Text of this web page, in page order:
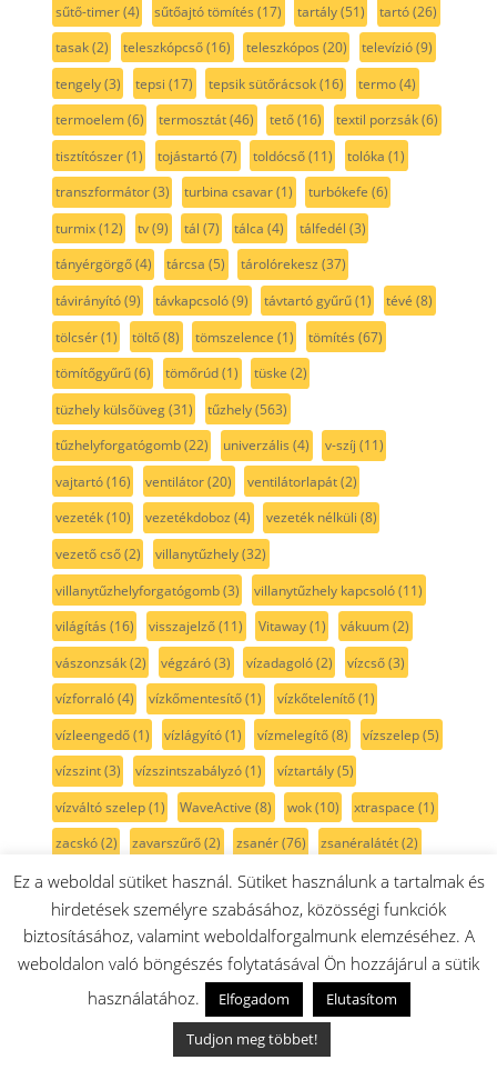
sűtő-timer(4) sűtőajtó tömítés (17) tartály(51) tartó(26)
tasak(2) teleszkópcső(16) teleszkópos (20) televízió(9)
tengely(3) tepsi (17) tepsik sütőrácsok(16) termo(4)
termoelem(6) termosztát(46) tető(16) textil porzsák(6)
tisztítószer(1) tojástartó(7) toldócső(11) tolóka (1)
transzformátor(3) turbina csavar(1) turbókefe (6)
turmix(12) tv(9) tál (7) tálca (4) tálfedél (3)
tányérgörgő(4) tárcsa (5) tárolórekesz (37)
távirányító(9) távkapcsoló(9) távtartó gyűrű(1) tévé (8)
tölcsér(1) töltő(8) tömszelence (1) tömítés (67)
tömítőgyűrű(6) tömőrúd(1) tüske (2)
tüzhely külsőüveg(31) tűzhely(563)
tűzhelyforgatógomb(22) univerzális (4) v-szíj (11)
vajtartó(16) ventilátor(20) ventilátorlapát(2)
vezeték(10) vezetékdoboz (4) vezeték nélküli (8)
vezető cső(2) villanytűzhely(32)
villanytűzhelyforgatógomb(3) villanytűzhely kapcsoló(11)
világítás (16) visszajelző(11) Vitaway(1) vákuum(2)
vászonzsák(2) végzáró(3) vízadagoló(2) vízcső(3)
vízforraló(4) vízkőmentesítő(1) vízkőtelenítő(1)
vízleengedő(1) vízlágyító(1) vízmelegítő(8) vízszelep(5)
vízszint(3) vízszintszabályzó(1) víztartály(5)
vízváltó szelep(1) WaveActive (8) wok(10) xtraspace (1)
zacskó(2) zavarszűrő(2) zsanér(76) zsanéralátét(2)
zsanérpersely(2) zsanértakaró(2) zsanértartó(2)
zsinór(1) zsomp(2) zsírfilter(2) zsírszűrő(6)
állítható láb (7)
átlátszó
égőfedél (35) égőfej(1) égőház(9)
ékszíj(36) élvédő(5) érzékelő
(3) üst(5) üstgumi(2)
Ez a weboldal sütiket használ. Sütiket használunk a tartalmak és
hirdetések személyre szabásához, közösségi funkciók
biztosításához, valamint weboldalforgalmunk elemzéséhez. A
weboldalon való böngészés folytatásával Ön hozzájárul a sütik
használatához.
Elfogadom
Elutasítom
Tudjon meg többet!